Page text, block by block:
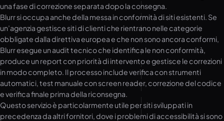
una fase di correzione separata dopo la consegna.
Blurr si occupa anche della messa in conformità di siti esistenti. Se
un’agenzia gestisce siti di clienti che rientrano nelle categorie
obbligate dalla direttiva europea e che non sono ancora conformi,
Blurr esegue un audit tecnico che identifica le non conformità,
produce un report con priorità di intervento e gestisce le correzioni
in modo completo. Il processo include verifica con strumenti
automatici, test manuale con screen reader, correzione del codice
e verifica finale prima della riconsegna.
Questo servizio è particolarmente utile per siti sviluppati in
precedenza da altri fornitori, dove i problemi di accessibilità si sono